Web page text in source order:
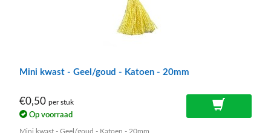
Mini kwast - Geel/goud - Katoen - 20mm
€0,50 per stuk
Op voorraad
Mini kwast - Geel/goud - Katoen - 20mm